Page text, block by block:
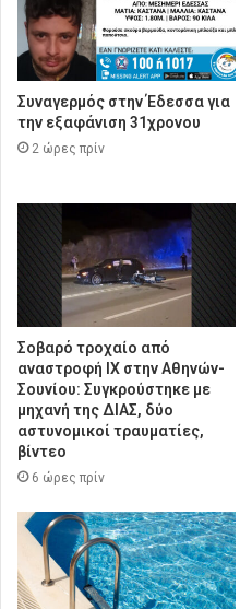
Συναγερμός στην Έδεσσα για
την εξαφάνιση 31χρονου
2 ώρες πρίν
Σοβαρό τροχαίο από
αναστροφή ΙΧ στην Αθηνών-
Σουνίου: Συγκρούστηκε με
μηχανή της ΔΙΑΣ, δύο
αστυνομικοί τραυματίες,
βίντεο
6 ώρες πρίν